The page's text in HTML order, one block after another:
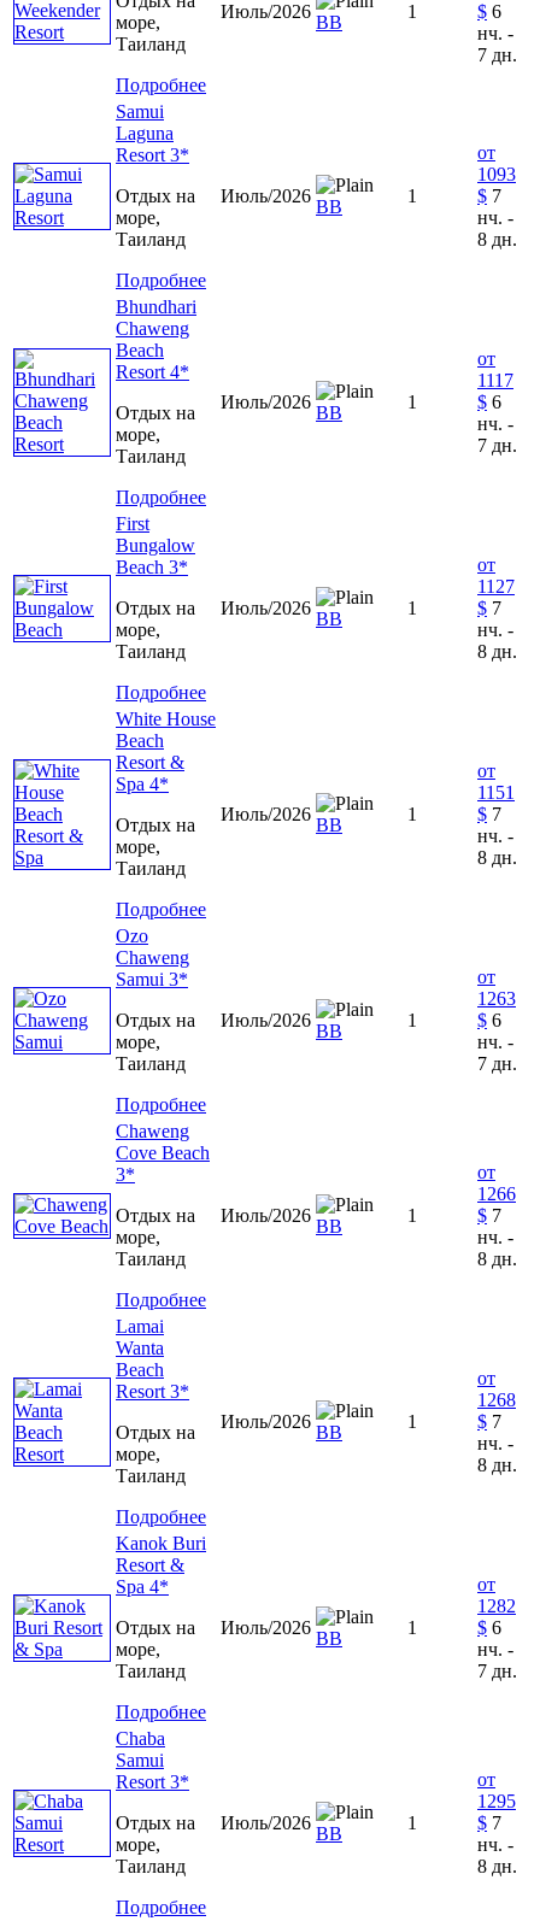
море,
Таиланд
Подробнее
Июль/2026
ВВ
1 $ 6
нч. -
7 дн.
Samui
Laguna
Resort 3*
Отдых на
море,
Таиланд
Подробнее
Июль/2026
ВВ
1
от
1093
$ 7
нч. -
8 дн.
Bhundhari
Chaweng
Beach
Resort 4*
Отдых на
море,
Таиланд
Подробнее
Июль/2026
BB
1
от
1117
$ 6
нч. -
7 дн.
First
Bungalow
Beach 3*
Отдых на
море,
Таиланд
Подробнее
Июль/2026
ВВ
1
от
1127
$ 7
нч. -
8 дн.
White House
Beach
Resort &
Spa 4*
Отдых на
море,
Таиланд
Подробнее
Июль/2026
ВВ
1
от
1151
$ 7
нч. -
8 дн.
Ozo
Chaweng
Samui 3*
Отдых на
море,
Таиланд
Подробнее
Июль/2026
ВВ
1
от
1263
$ 6
нч. -
7 дн.
Chaweng
Cove Beach
3*
Отдых на
море,
Таиланд
Подробнее
Июль/2026
ВВ
1
от
1266
$ 7
нч. -
8 дн.
Lamai
Wanta
Beach
Resort 3*
Отдых на
море,
Таиланд
Подробнее
Июль/2026
ВВ
1
от
1268
$ 7
нч. -
8 дн.
Kanok Buri
Resort &
Spa 4*
Отдых на
море,
Таиланд
Подробнее
Июль/2026
ВВ
1
от
1282
$ 6
нч. -
7 дн.
Chaba
Samui
Resort 3*
Отдых на
море,
Таиланд
Подробнее
Июль/2026
ВВ
1
от
1295
$ 7
нч. -
8 дн.